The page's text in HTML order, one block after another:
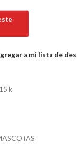
a mi lista de
k